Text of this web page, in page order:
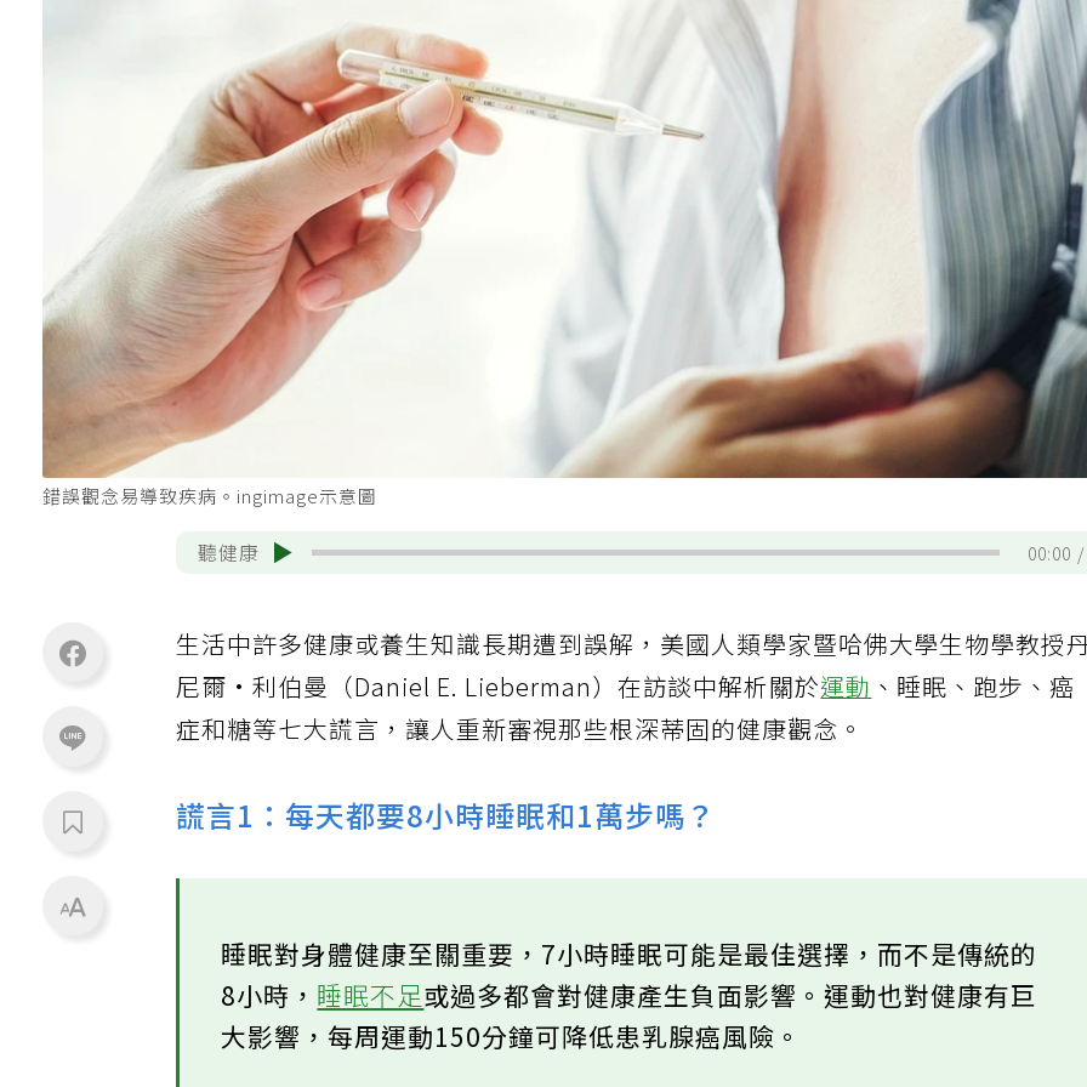
錯誤觀念易導致疾病。ingimage示意圖
聽健康 00:00
生活中許多健康或養生知識長期遭到誤解，美國人類學家暨哈佛大學生物學教授
尼爾·利伯曼（Daniel E. Lieberman）在訪談中解析關於運動 、睡眠、跑步、癌
症和糖等七大謊言，讓人重新審視那些根深蒂固的健康觀念。
謊言1：每天都要8小時睡眠和1萬步嗎？
睡眠對身體健康至關重要，7小時睡眠可能是最佳選擇，而不是傳統的
8小時，睡眠不足或過多都會對健康產生負面影響。運動也對健康有巨
大影響，每周運動150分鐘可降低患乳腺癌風險。